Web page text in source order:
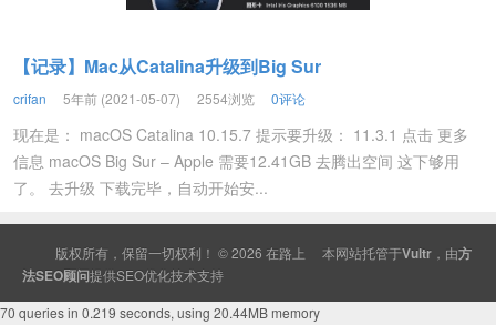
【记录】Mac从Catalina升级到Big Sur
crifan 5年前 (2021-05-07) 2554浏览 0评论
现在是： macOS Catalina 10.15.7 提示要升级： 11.3.1 点击 更多
信息 macOS Big Sur – Apple 需要12.41GB 去腾出空间 这下够用
了。 去升级 下载完毕，自动开始安...
版权所有，保留一切权利！ © 2026 在路上 本网站托管于Vultr ，由方
法SEO顾问提供SEO优化技术支持
70 queries in 0.219 seconds, using 20.44MB memory